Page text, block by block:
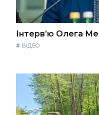
Інтерв’ю Олега
# ВІДЕО